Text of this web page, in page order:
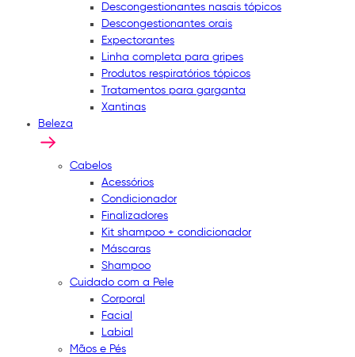
Descongestionantes nasais tópicos
Descongestionantes orais
Expectorantes
Linha completa para gripes
Produtos respiratórios tópicos
Tratamentos para garganta
Xantinas
Beleza
Cabelos
Acessórios
Condicionador
Finalizadores
Kit shampoo + condicionador
Máscaras
Shampoo
Cuidado com a Pele
Corporal
Facial
Labial
Mãos e Pés